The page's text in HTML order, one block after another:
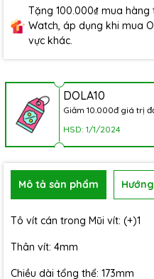
Tặng 100.000₫ mua
Watch, áp dụng khi mua
vực khác.
DOLA10
Giảm 10.000đ giá trị
HSD: 1/1/2024
Mô tả sản phẩm
Tô vít cán trong Mũi vít: (+)1
Thân vít: 4mm
Chiều dài tổng thể: 173mm